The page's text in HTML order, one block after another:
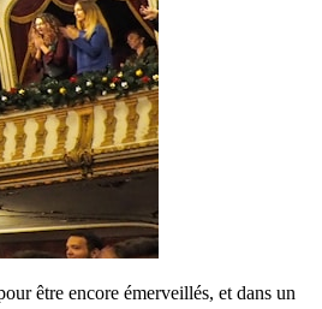
être encore émerveillés, et dans un